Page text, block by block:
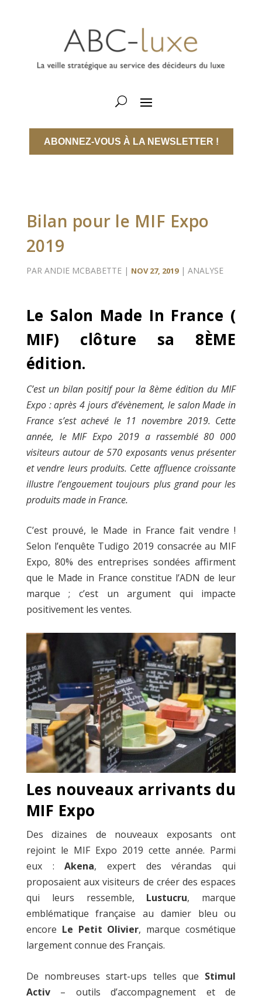
ABONNEZ-VOUS À LA NEWSLETTER !
Bilan pour le MIF Expo
2019
PAR ANDIE MCBABETTE| NOV 27, 2019| ANALYSE
Le Salon Made In France (
MIF) clôture sa 8ÈME
édition.
C’est un bilan positif pour la 8ème édition du MIF
Expo : après 4 jours d’évènement, le salon Made in
France s’est achevé le 11 novembre 2019. Cette
année, le MIF Expo 2019 a rassemblé 80 000
visiteurs autour de 570 exposants venus présenter
et vendre leurs produits. Cette affluence croissante
illustre l’engouement toujours plus grand pour les
produits made in France.
C’est prouvé, le Made in France fait vendre !
Selon l’enquête Tudigo 2019 consacrée au MIF
Expo, 80% des entreprises sondées affirment
que le Made in France constitue l’ADN de leur
marque ; c’est un argument qui impacte
positivement les ventes.
Les nouveaux arrivants du
MIF Expo
Des dizaines de nouveaux exposants ont
rejoint le MIF Expo 2019 cette année. Parmi
eux :Akena, expert des vérandas qui
proposaient aux visiteurs de créer des espaces
qui leurs ressemble, Lustucru, marque
emblématique française au damier bleu ou
encore Le Petit Olivier, marque cosmétique
largement connue des Français.
De nombreuses start-ups telles que Stimul
Activ– outils d’accompagnement et de